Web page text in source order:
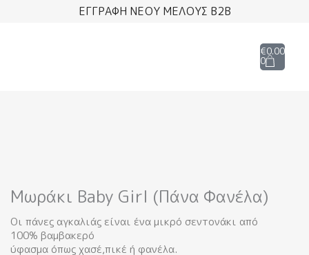
ΕΓΓΡΑΦΗ ΝΕΟΥ ΜΕΛΟΥΣ B2B
€0.00
0
Cart
Μωράκι Baby Girl (Πάνα Φανέλα)
Οι πάνες αγκαλιάς είναι ένα μικρό σεντονάκι από
100% βαμβακερό
ύφασμα όπως χασέ,πικέ ή φανέλα.